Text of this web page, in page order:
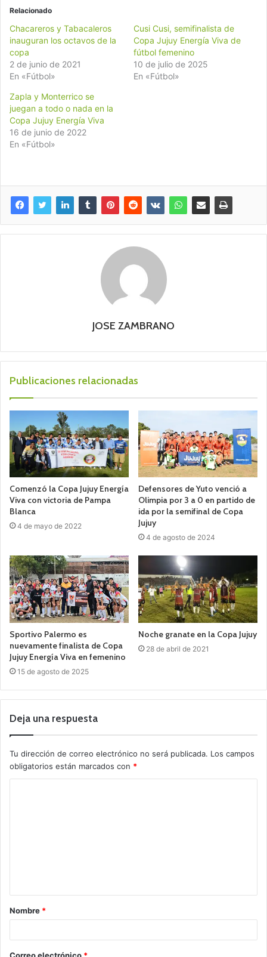
Relacionado
Chacareros y Tabacaleros
inauguran los octavos de la
copa
2 de junio de 2021
En «Fútbol»
Cusi Cusi, semifinalista de
Copa Jujuy Energía Viva de
fútbol femenino
10 de julio de 2025
En «Fútbol»
Zapla y Monterrico se
juegan a todo o nada en la
Copa Jujuy Energía Viva
16 de junio de 2022
En «Fútbol»
JOSE ZAMBRANO
Publicaciones relacionadas
Comenzó la Copa Jujuy Energía
Viva con victoria de Pampa
Blanca
4 de mayo de 2022
Defensores de Yuto venció a
Olimpia por 3 a 0 en partido de
ida por la semifinal de Copa
Jujuy
4 de agosto de 2024
Sportivo Palermo es
nuevamente finalista de Copa
Jujuy Energía Viva en femenino
15 de agosto de 2025
Noche granate en la Copa Jujuy
28 de abril de 2021
Deja una respuesta
Tu dirección de correo electrónico no será publicada. Los campos
obligatorios están marcados con *
Nombre *